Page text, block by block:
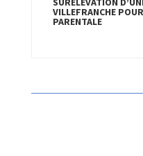
VILLEFRANCHE
PARENTALE